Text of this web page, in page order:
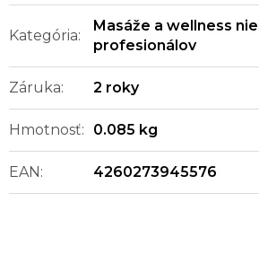
Kategória:
Masáže a wellness
profesionálov
Záruka: 2 roky
Hmotnosť: 0.085 kg
EAN: 4260273945576